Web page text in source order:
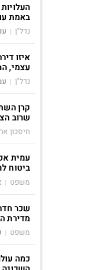
באמת
נדל"ן |
איזו
עצמי,
נדל"ן |
קרן
שרוב
חיסכון
עמית
ביטוח
משפט |
מדירת
משפט |
כמה